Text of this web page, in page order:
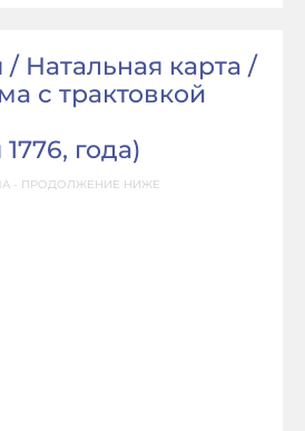
Натальная карта /
с трактовкой
года)
- ПРОДОЛЖЕНИЕ НИЖЕ